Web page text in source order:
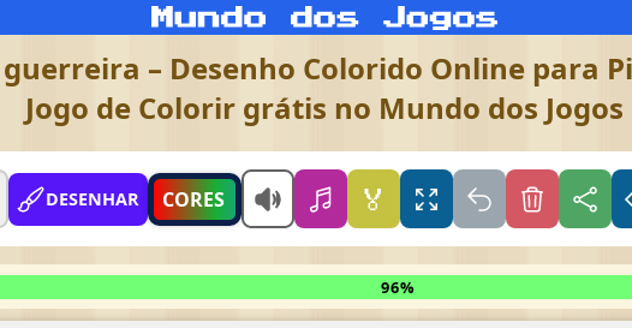
– Desenho Colorido Online para
Jogo de Colorir grátis no Mundo dos Jogos
DESENHAR CORES 🏅
96%